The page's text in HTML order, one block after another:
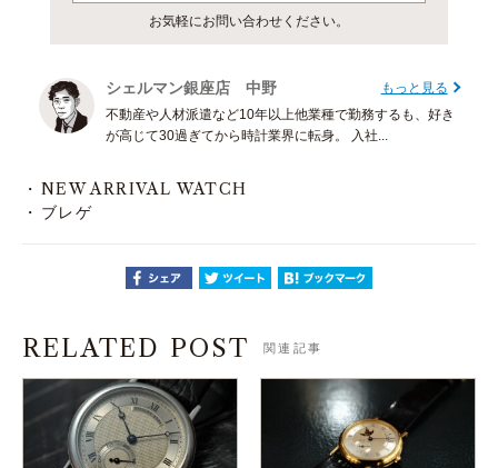
お気軽にお問い合わせください。
シェルマン銀座店 中野
もっと見る
不動産や人材派遣など10年以上他業種で勤務するも、好き
が高じて30過ぎてから時計業界に転身。 入社...
NEW ARRIVAL WATCH
ブレゲ
RELATED POST 関連記事